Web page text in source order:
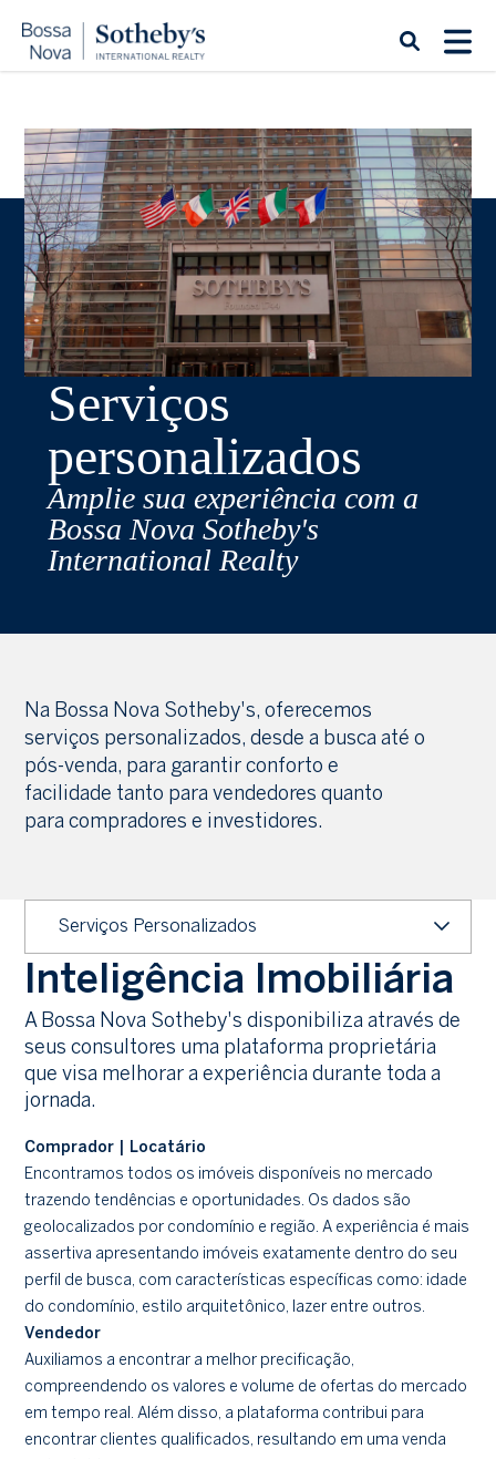
Serviços
personalizados
Amplie sua experiência com a
Bossa Nova Sotheby's
International Realty
Na Bossa Nova Sotheby's, oferecemos
serviços personalizados, desde a busca até o
pós-venda, para garantir conforto e
facilidade tanto para vendedores quanto
para compradores e investidores.
Serviços Personalizados
Inteligência Imobiliária
A Bossa Nova Sotheby's disponibiliza através de
seus consultores uma plataforma proprietária
que visa melhorar a experiência durante toda a
jornada.
Comprador | Locatário
Encontramos todos os imóveis disponíveis no mercado
trazendo tendências e oportunidades. Os dados são
geolocalizados por condomínio e região. A experiência é mais
assertiva apresentando imóveis exatamente dentro do seu
perfil de busca, com características específicas como: idade
do condomínio, estilo arquitetônico, lazer entre outros.
Vendedor
Auxiliamos a encontrar a melhor precificação,
compreendendo os valores e volume de ofertas do mercado
em tempo real. Além disso, a plataforma contribui para
encontrar clientes qualificados, resultando em uma venda